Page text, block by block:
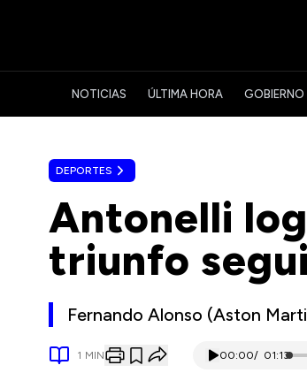
NOTICIAS ÚLTIMA HORA
DEPORTES
Antonelli
triunfo
Fernando Alonso (Aston
1 MIN 00:00/ 01:13